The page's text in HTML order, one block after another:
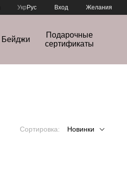
Укр Рус Вход Желания
Бейджи
Подарочные
сертификаты
Сортировка: Новинки